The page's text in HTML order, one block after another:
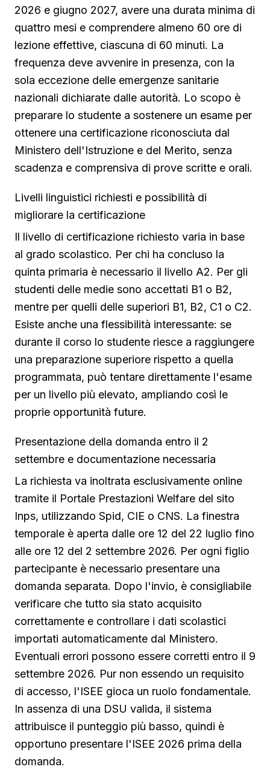
2026 e giugno 2027, avere una durata minima di
quattro mesi e comprendere almeno 60 ore di
lezione effettive, ciascuna di 60 minuti. La
frequenza deve avvenire in presenza, con la
sola eccezione delle emergenze sanitarie
nazionali dichiarate dalle autorità. Lo scopo è
preparare lo studente a sostenere un esame per
ottenere una certificazione riconosciuta dal
Ministero dell'Istruzione e del Merito, senza
scadenza e comprensiva di prove scritte e orali.
Livelli linguistici richiesti e possibilità di
migliorare la certificazione
Il livello di certificazione richiesto varia in base
al grado scolastico. Per chi ha concluso la
quinta primaria è necessario il livello A2. Per gli
studenti delle medie sono accettati B1 o B2,
mentre per quelli delle superiori B1, B2, C1 o C2.
Esiste anche una flessibilità interessante: se
durante il corso lo studente riesce a raggiungere
una preparazione superiore rispetto a quella
programmata, può tentare direttamente l'esame
per un livello più elevato, ampliando così le
proprie opportunità future.
Presentazione della domanda entro il 2
settembre e documentazione necessaria
La richiesta va inoltrata esclusivamente online
tramite il Portale Prestazioni Welfare del sito
Inps, utilizzando Spid, CIE o CNS. La finestra
temporale è aperta dalle ore 12 del 22 luglio fino
alle ore 12 del 2 settembre 2026. Per ogni figlio
partecipante è necessario presentare una
domanda separata. Dopo l'invio, è consigliabile
verificare che tutto sia stato acquisito
correttamente e controllare i dati scolastici
importati automaticamente dal Ministero.
Eventuali errori possono essere corretti entro il 9
settembre 2026. Pur non essendo un requisito
di accesso, l'ISEE gioca un ruolo fondamentale.
In assenza di una DSU valida, il sistema
attribuisce il punteggio più basso, quindi è
opportuno presentare l'ISEE 2026 prima della
domanda.